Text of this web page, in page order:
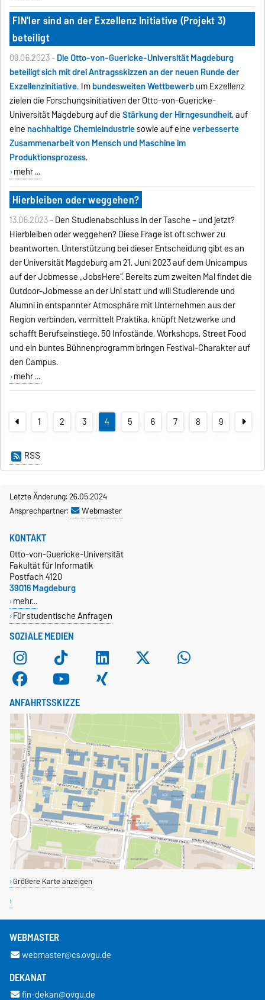
FIN'ler sind an der Exzellenz Initiative (Projekt 3)
beteiligt
09.06.2023 -Die Otto-von-Guericke-Universität Magdeburg
beteiligt sich mit drei Antragsskizzen an der neuen Runde der
Exzellenzinitiative. Imbundesweiten Wettbewerbum Exzellenz
zielen die Forschungsinitiativen der Otto-von-Guericke-
Universität Magdeburg auf dieStärkung der Hirngesundheit, auf
einenachhaltige Chemieindustriesowie auf eineverbesserte
Zusammenarbeit von Mensch und Maschine im
Produktionsprozess.
mehr ...
Hierbleiben oder weggehen?
13.06.2023 -Den Studienabschluss in der Tasche – und jetzt?
Hierbleiben oder weggehen? Diese Frage ist oft schwer zu
beantworten. Unterstützung bei dieser Entscheidung gibt es an
der Universität Magdeburg am 21. Juni 2023 auf dem Unicampus
auf der Jobmesse „JobsHere“. Bereits zum zweiten Mal findet die
Outdoor-Jobmesse an der Uni statt und will Studierende und
Alumni in entspannter Atmosphäre mit Unternehmen aus der
Region verbinden, vermittelt Praktika, knüpft Netzwerke und
schafft Berufseinstiege. 50 Infostände, Workshops, Street Food
und ein buntes Bühnenprogramm bringen Festival-Charakter auf
den Campus.
mehr ...
1 2 3 4 5 6 7 8 9
RSS
Letzte Änderung: 26.05.2024
Ansprechpartner:
Webmaster
SOZIALE MEDIEN
KONTAKT
Otto-von-Guericke-Universität
Fakultät für Informatik
Postfach 4120
39016 Magdeburg
mehr…
Für studentische Anfragen
ANFAHRTSSKIZZE
Größere Karte anzeigen
WEBMASTER
webmaster@cs.ovgu.de
DEKANAT
fin-dekan@ovgu.de